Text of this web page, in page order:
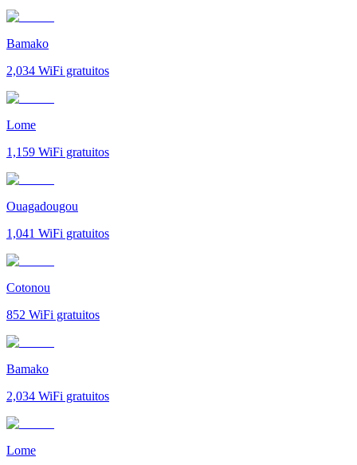
Bamako
2,034 WiFi gratuitos
Lome
1,159 WiFi gratuitos
Ouagadougou
1,041 WiFi gratuitos
Cotonou
852 WiFi gratuitos
Bamako
2,034 WiFi gratuitos
Lome